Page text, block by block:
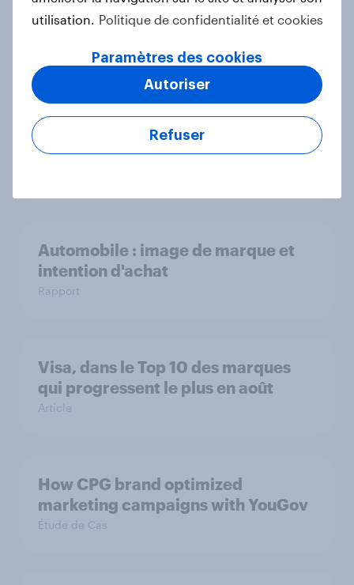
Préparez-vous pour le Black Friday
: Insights et Tendances 2024
Automobile : image de marque et
intention d'achat
Rapport
Visa, dans le Top 10 des marques
qui progressent le plus en août
Article
How CPG brand optimized
marketing campaigns with YouGov
Étude de Cas
utilisation. Politique de confidentialité et cookies
Paramètres des cookies
Refuser
Autoriser